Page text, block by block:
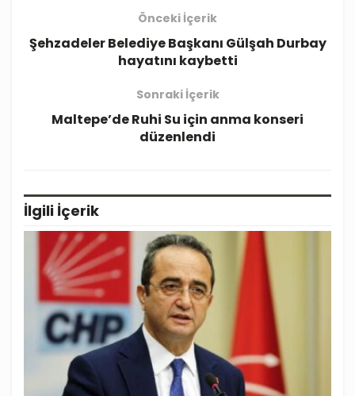
Önceki İçerik
Şehzadeler Belediye Başkanı Gülşah Durbay
hayatını kaybetti
Sonraki İçerik
Maltepe’de Ruhi Su için anma konseri
düzenlendi
İlgili İçerik